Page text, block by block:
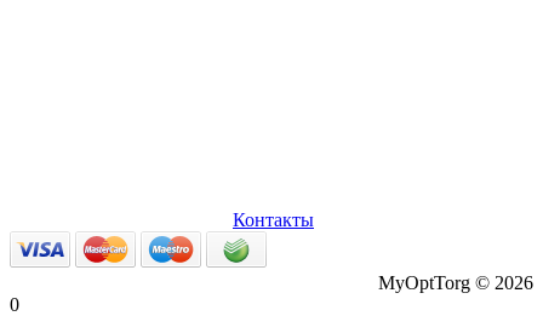
Контакты
MyOptTorg © 2026
0